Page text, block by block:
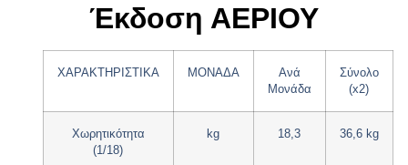
Έκδοση ΑΕΡΙΟΥ
ΧΑΡΑΚΤΗΡΙΣΤΙΚΑ ΜΟΝΑΔΑ
Ανά
Μονάδα
Σύνολο
(x2)
Χωρητικότητα
(1/18)
kg 18,3 36,6 kg